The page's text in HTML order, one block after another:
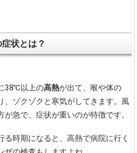
状とは？
38℃以上の高熱が出て、喉や体の
、ゾクゾクと寒気がしてきます。風
急で、症状が重いのが特徴です。
る時期になると、高熱で病院に行く